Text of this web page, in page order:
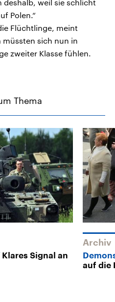
deshalb, weil sie schlicht
Polen.“
Flüchtlinge, meint
müssten sich nun in
zweiter Klasse fühlen.
Thema
Klares Signal an
Archiv
auf die